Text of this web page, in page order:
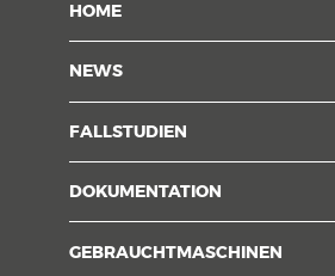
HOME
NEWS
FALLSTUDIEN
DOKUMENTATION
GEBRAUCHTMASCHINEN